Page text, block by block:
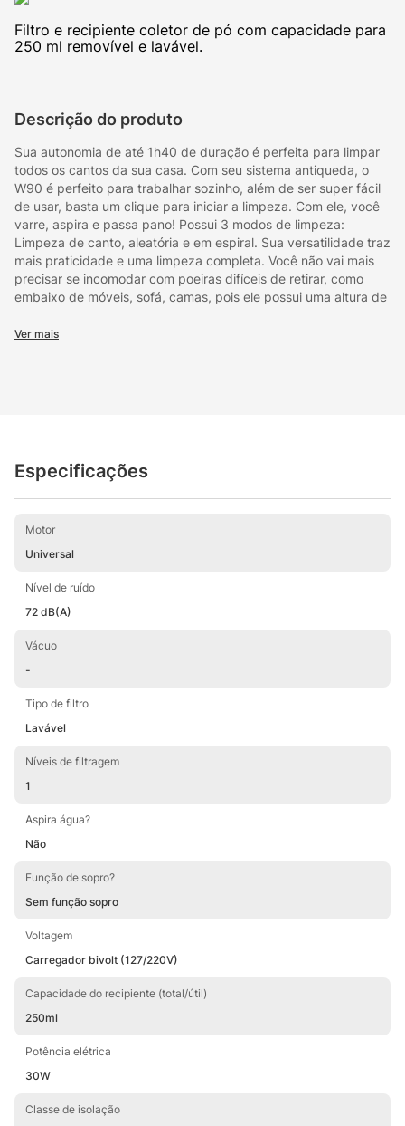
Filtro e recipiente coletor de pó com capacidade para
250 ml removível e lavável.
Descrição do produto
Sua autonomia de até 1h40 de duração é perfeita para limpar
todos os cantos da sua casa. Com seu sistema antiqueda, o
W90 é perfeito para trabalhar sozinho, além de ser super fácil
de usar, basta um clique para iniciar a limpeza. Com ele, você
varre, aspira e passa pano! Possui 3 modos de limpeza:
Limpeza de canto, aleatória e em espiral. Sua versatilidade traz
mais praticidade e uma limpeza completa. Você não vai mais
precisar se incomodar com poeiras difíceis de retirar, como
embaixo de móveis, sofá, camas, pois ele possui uma altura de
conta de suas rodas emborrachadas é possível subir em
para quem sofre de alergias e doenças respiratórias. Sem
contar que é ideal para quem tem pets, pois deixa os
ambientes livres de pelos de animais. Um produto
Ver mais
Especificações
Motor
Universal
Nível de ruído
72 dB(A)
Vácuo
-
Tipo de filtro
Lavável
Níveis de filtragem
1
Aspira água?
Não
Função de sopro?
Sem função sopro
Voltagem
Carregador bivolt (127/220V)
Capacidade do recipiente (total/útil)
250ml
Potência elétrica
30W
Classe de isolação